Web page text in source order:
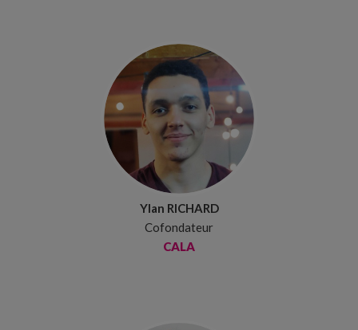
Ylan RICHARD
Cofondateur
CALA